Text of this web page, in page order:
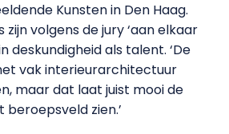
Kunsten in Den Haag.
volgens de jury ‘aan elkaar
deskundigheid als talent. ‘De
vak interieurarchitectuur
maar dat laat juist mooi de
zien.’